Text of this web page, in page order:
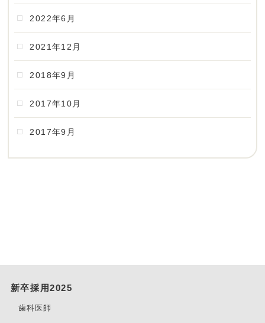
2022年6月
2021年12月
2018年9月
2017年10月
2017年9月
新卒採用2025
歯科医師